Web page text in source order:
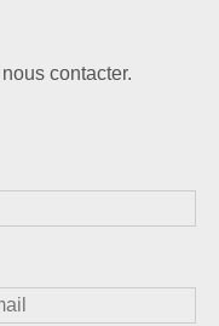
contacter.